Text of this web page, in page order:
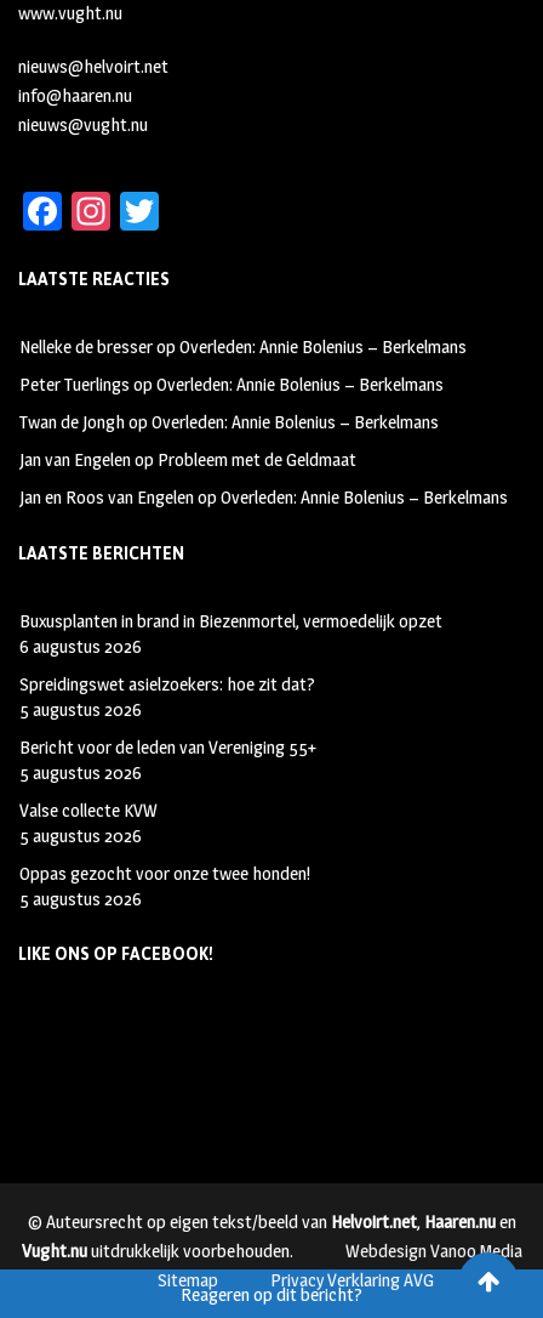
www.vught.nu
nieuws@helvoirt.net
info@haaren.nu
nieuws@vught.nu
Fa
b
oo
k
In
ag
m
tt
LAATSTE REACTIES
Nelleke de bresseropOverleden: Annie Bolenius – Berkelmans
Peter Tuerlings opOverleden: Annie Bolenius – Berkelmans
Twan de JonghopOverleden: Annie Bolenius – Berkelmans
Jan van Engelenop Probleem met de Geldmaat
Jan en Roos van EngelenopOverleden: Annie Bolenius – Berkelmans
LAATSTE BERICHTEN
Buxusplanten in brand in Biezenmortel, vermoedelijk opzet
6 augustus 2026
Spreidingswet asielzoekers: hoe zit dat?
5 augustus 2026
Bericht voor de leden van Vereniging 55+
5 augustus 2026
Valse collecte KVW
5 augustus 2026
Oppas gezocht voor onze twee honden!
5 augustus 2026
LIKE ONS OP FACEBOOK!
Reageren op dit bericht?
© Auteursrecht op eigen tekst/beeld van Helvoirt.net, Haaren.nuen
Vught.nuuitdrukkelijk voorbehouden.
Webdesign Vanoo Media
Sitemap
Privacy Verklaring AVG